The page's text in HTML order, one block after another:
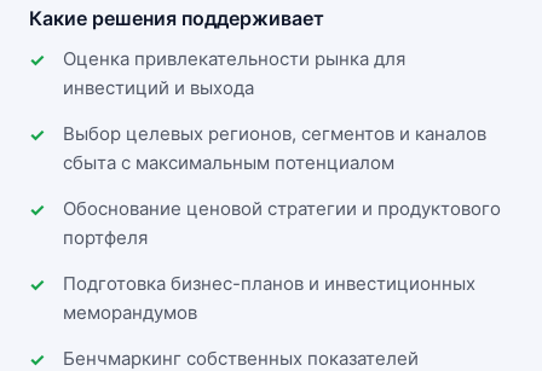
Какие решения поддерживает
Оценка привлекательности рынка для
инвестиций и выхода
Выбор целевых регионов, сегментов и каналов
сбыта с максимальным потенциалом
Обоснование ценовой стратегии и продуктового
портфеля
Подготовка бизнес-планов и инвестиционных
меморандумов
Бенчмаркинг собственных показателей